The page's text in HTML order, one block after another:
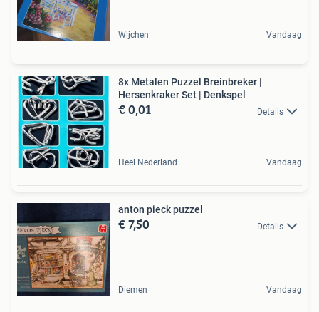
Wijchen Vandaag
8x Metalen Puzzel Breinbreker |
Hersenkraker Set | Denkspel
€ 0,01 Details
Heel Nederland Vandaag
anton pieck puzzel
€ 7,50 Details
Diemen Vandaag